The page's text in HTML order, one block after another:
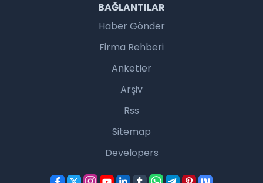
BAĞLANTILAR
Haber Gönder
Firma Rehberi
Anketler
Arşiv
Rss
Sitemap
Developers